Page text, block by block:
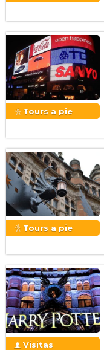
Tours a pie
Tours a pie
Visitas